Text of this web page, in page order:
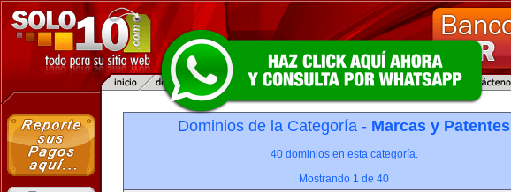
Dominios de la Categoría - Marcas y Patentes
40 dominios en esta categoría.
Mostrando 1 de 40